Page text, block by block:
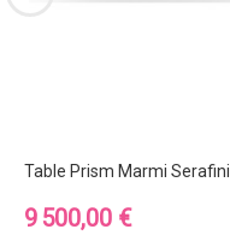
Table Prism Marmi Serafini
Prix
9 500,00 €